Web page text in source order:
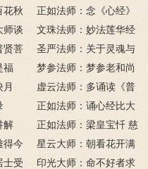
花秋
雪；
是人
正如法师：念《心经》
比《大悲咒》更好吗？
师谈
文珠法师：妙法莲华经
贤菩
行愿
圣严法师：关于灵魂与
鬼的终极真相
福
梦参法师：梦参老和尚
讲地藏本愿经
虚云法师：多诵读《普
门品》和《地藏经》
正如法师：诵心经比大
悲咒功德大吗
解
正如法师：梁皇宝忏 慈
悲道场
得今
闻；
星云大师：朝看花开满
树红，暮看花落树还空；
士受
印光大师：命不好者求